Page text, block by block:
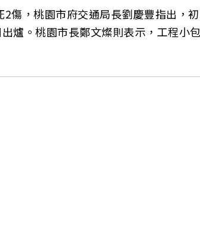
傷，桃園市府交通局長劉慶豐指出，初
爐。桃園市長鄭文燦則表示，工程小